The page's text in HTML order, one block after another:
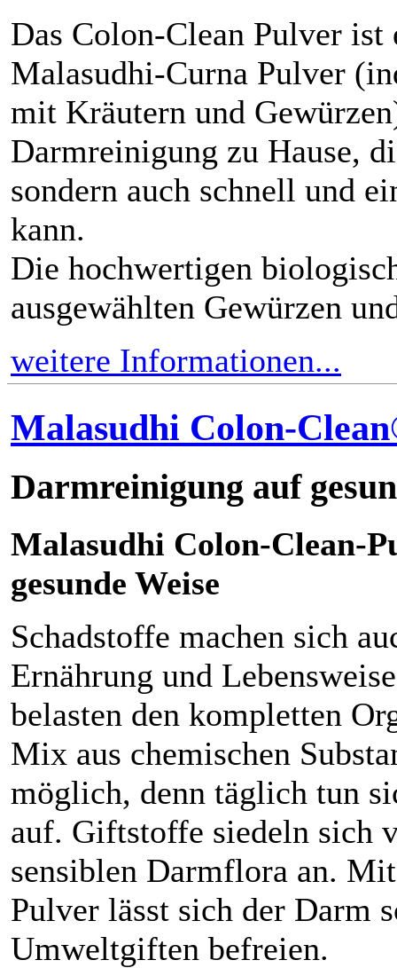
Das Colon-Clean Pulver
Malasudhi-Curna Pulver
mit Kräutern und
Darmreinigung zu Hause,
sondern auch schnell und
kann.
Die hochwertigen
ausgewählten Gewürzen
weitere Informationen...
Malasudhi Colon-
Darmreinigung auf
Malasudhi Colon-Clean-
gesunde Weise
Schadstoffe machen sich
Ernährung und
belasten den kompletten
Mix aus chemischen
möglich, denn täglich tun
auf. Giftstoffe siedeln sich
sensiblen Darmflora an.
Pulver lässt sich der Darm
Umweltgiften befreien.